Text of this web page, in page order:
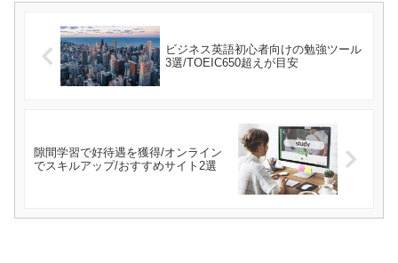
ビジネス英語初心者向けの勉強ツール
3選/TOEIC650超えが目安
隙間学習で好待遇を獲得/オンライン
でスキルアップ/おすすめサイト2選